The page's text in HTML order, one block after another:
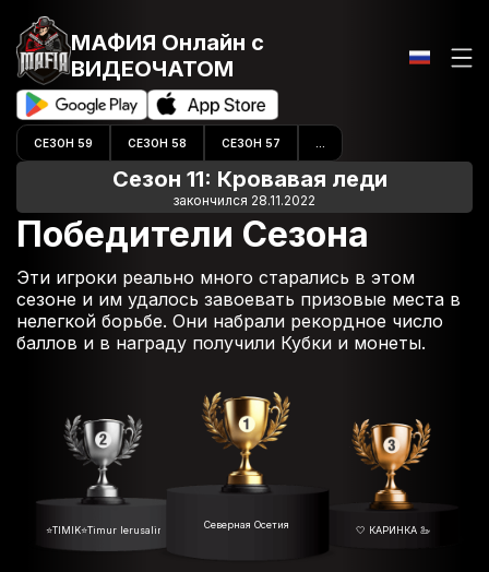
МАФИЯ Онлайн с
ВИДЕОЧАТОМ
СЕЗОН 59 СЕЗОН 58 СЕЗОН 57
Сезон 11: Кровавая леди
закончился 28.11.2022
Победители Сезона
Эти игроки реально много старались в этом
сезоне и им удалось завоевать призовые места в
нелегкой борьбе. Они набрали рекордное число
баллов и в награду получили Кубки и монеты.
Северная Осетия
⭐️TIMIK⭐️Timur Ierusalimtsev 🤍 КАРИНКА 🦢